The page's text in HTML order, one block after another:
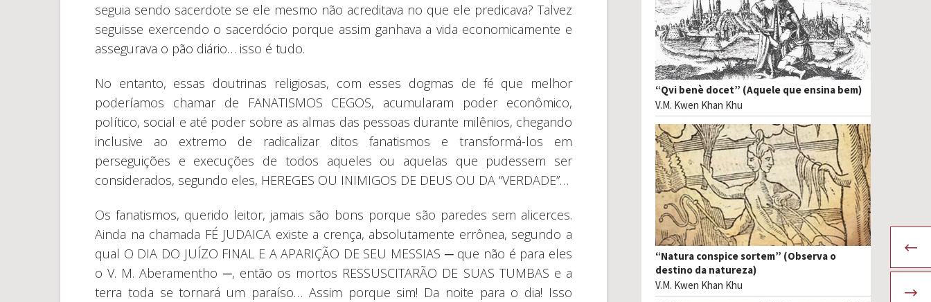
seguia sendo sacerdote se ele mesmo não acreditava no que ele predicava? Talvez
seguisse exercendo o sacerdócio porque assim ganhava a vida economicamente e
assegurava o pão diário… isso é tudo.
No entanto, essas doutrinas religiosas, com esses dogmas de fé que melhor
poderíamos chamar de FANATISMOS CEGOS, acumularam poder econômico,
político, social e até poder sobre as almas das pessoas durante milênios, chegando
inclusive ao extremo de radicalizar ditos fanatismos e transformá-los em
perseguições e execuções de todos aqueles ou aquelas que pudessem ser
considerados, segundo eles, HEREGES OU INIMIGOS DE DEUS OU DA “VERDADE”…
Os fanatismos, querido leitor, jamais são bons porque são paredes sem alicerces.
Ainda na chamada FÉ JUDAICA existe a crença, absolutamente errônea, segundo a
qual O DIA DO JUÍZO FINAL E A APARIÇÃO DE SEU MESSIAS ─ que não é para eles
o V. M. Aberamentho ─, então os mortos RESSUSCITARÃO DE SUAS TUMBAS e a
terra toda se tornará um paraíso… Assim porque sim! Da noite para o dia! Isso
“Qvi benè docet” (Aquele que ensina bem)
V.M. Kwen Khan Khu
“Natura conspice sortem” (Observa o
destino da natureza)
V.M. Kwen Khan Khu